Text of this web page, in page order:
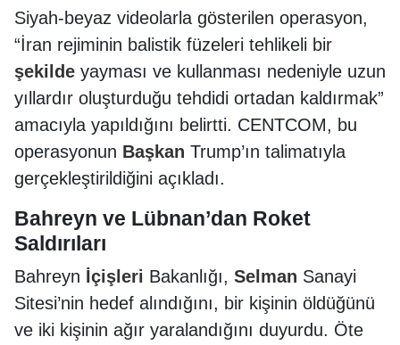
Siyah-beyaz videolarla gösterilen operasyon,
“İran rejiminin balistik füzeleri tehlikeli bir
şekilde yayması ve kullanması nedeniyle uzun
yıllardır oluşturduğu tehdidi ortadan kaldırmak”
amacıyla yapıldığını belirtti. CENTCOM, bu
operasyonun Başkan Trump’ın talimatıyla
gerçekleştirildiğini açıkladı.
Bahreyn ve Lübnan’dan Roket
Saldırıları
Bahreyn İçişleri Bakanlığı, Selman Sanayi
Sitesi’nin hedef alındığını, bir kişinin öldüğünü
ve iki kişinin ağır yaralandığını duyurdu. Öte